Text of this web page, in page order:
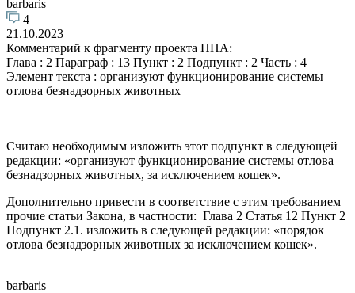
barbaris
4
21.10.2023
Комментарий к фрагменту проекта НПА:
Глава : 2 Параграф : 13 Пункт : 2 Подпункт : 2 Часть : 4
Элемент текста : организуют функционирование системы
отлова безнадзорных животных
Считаю необходимым изложить этот подпункт в следующей
редакции: «организуют функционирование системы отлова
безнадзорных животных, за исключением кошек».
Дополнительно привести в соответствие с этим требованием
прочие статьи Закона, в частности: Глава 2 Статья 12 Пункт 2
Подпункт 2.1. изложить в следующей редакции: «порядок
отлова безнадзорных животных за исключением кошек».
barbaris